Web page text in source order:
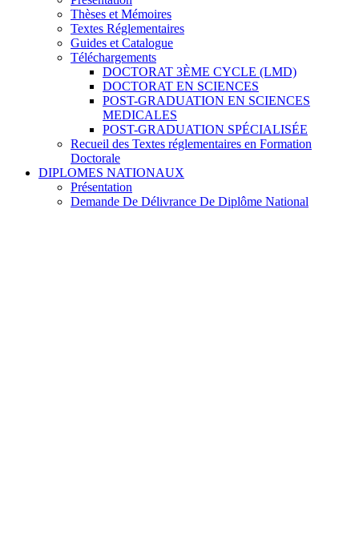
Thèses et Mémoires
Textes Réglementaires
Guides et Catalogue
Téléchargements
DOCTORAT 3ÈME CYCLE (LMD)
DOCTORAT EN SCIENCES
POST-GRADUATION EN SCIENCES
MEDICALES
POST-GRADUATION SPÉCIALISÉE
Recueil des Textes réglementaires en Formation
Doctorale
DIPLOMES NATIONAUX
Présentation
Demande De Délivrance De Diplôme National